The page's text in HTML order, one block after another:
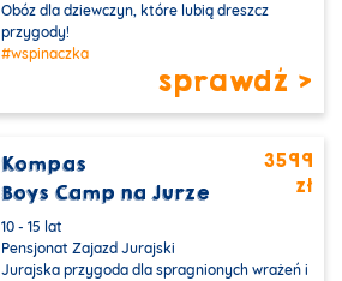
Obóz dla dziewczyn, które lubią dreszcz
przygody!
#wspinaczka
sprawdź >
Kompas
Boys Camp na Jurze
3599
zł
10 - 15 lat
Pensjonat Zajazd Jurajski
Jurajska przygoda dla spragnionych wrażeń i